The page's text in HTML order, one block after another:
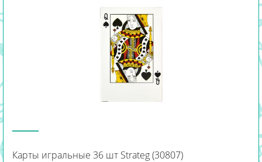
Карты игральные 36 шт Strateg (30807)